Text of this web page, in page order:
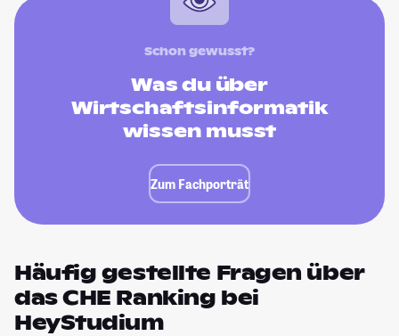
Schon gewusst?
Was du über
Wirtschaftsinformatik
wissen musst
Zum Fachporträt
Häufig gestellte Fragen über
das CHE Ranking bei
HeyStudium